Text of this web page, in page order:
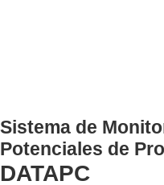
Sistema de
Potenciales de
DATAPC